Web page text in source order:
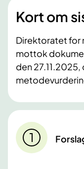
Kort om
Direktoratet for
mottok
den